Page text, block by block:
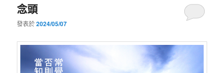
念頭
發表於2024/05/07